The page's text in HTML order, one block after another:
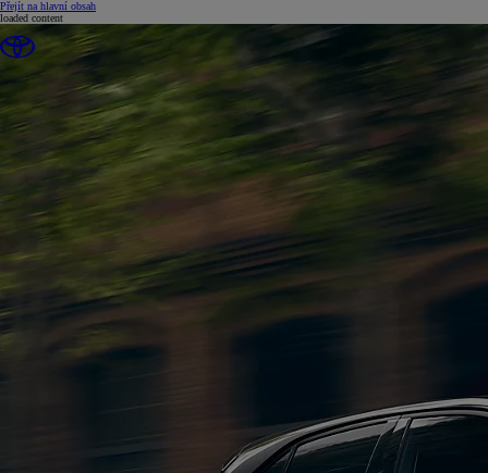
Přejít na hlavní obsah(Press Enter)
loaded content